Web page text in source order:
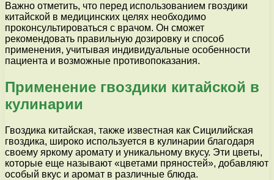
Важно отметить, что перед использованием гвоздики
китайской в медицинских целях необходимо
проконсультироваться с врачом. Он сможет
рекомендовать правильную дозировку и способ
применения, учитывая индивидуальные особенности
пациента и возможные противопоказания.
Применение гвоздики китайской в
кулинарии
Гвоздика китайская, также известная как Сицилийская
гвоздика, широко используется в кулинарии благодаря
своему яркому аромату и уникальному вкусу. Эти цветы,
которые еще называют «цветами пряностей», добавляют
особый вкус и аромат в различные блюда.